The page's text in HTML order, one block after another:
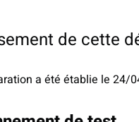
de cette
a été établie le 24/